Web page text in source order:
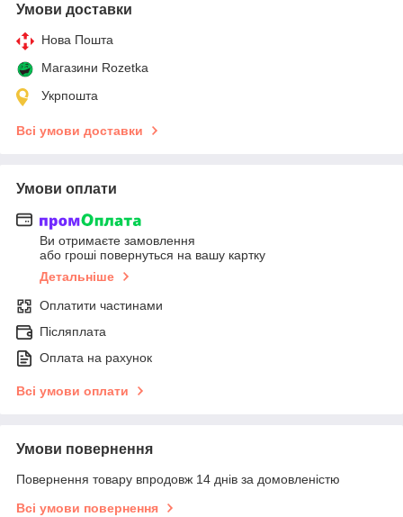
Умови доставки
Нова Пошта
Магазини Rozetka
Укрпошта
Всі умови доставки
Умови оплати
Ви отримаєте замовлення
або гроші повернуться на вашу картку
Детальніше
Оплатити частинами
Післяплата
Оплата на рахунок
Всі умови оплати
Умови повернення
Повернення товару впродовж 14 днів за домовленістю
Всі умови повернення